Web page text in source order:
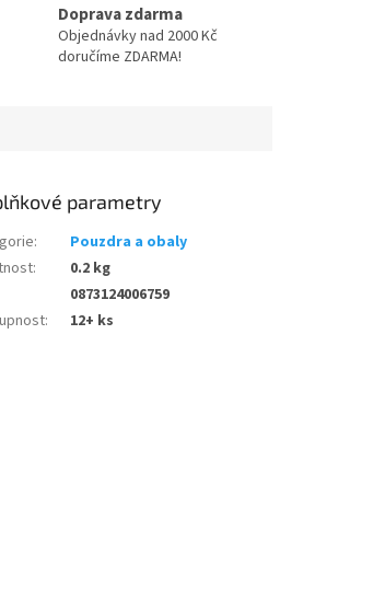
Doprava zdarma
Objednávky nad 2000 Kč
doručíme ZDARMA!
parametry
:
Pouzdra a obaly
:
0.2 kg
0873124006759
: 12+ ks